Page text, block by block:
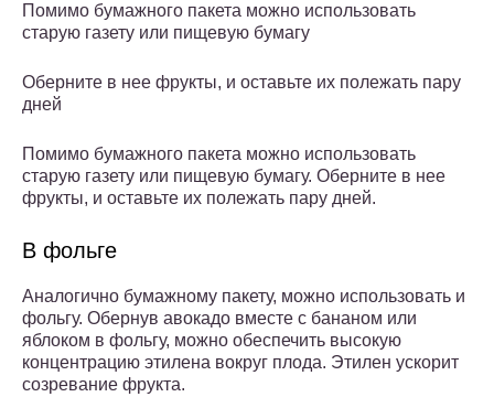
Помимо бумажного пакета можно использовать
старую газету или пищевую бумагу
Оберните в нее фрукты, и оставьте их полежать пару
дней
Помимо бумажного пакета можно использовать
старую газету или пищевую бумагу. Оберните в нее
фрукты, и оставьте их полежать пару дней.
В фольге
Аналогично бумажному пакету, можно использовать и
фольгу. Обернув авокадо вместе с бананом или
яблоком в фольгу, можно обеспечить высокую
концентрацию этилена вокруг плода. Этилен ускорит
созревание фрукта.